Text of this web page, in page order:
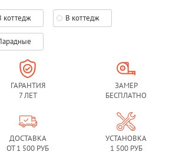
коттедж В коттедж
ГАРАНТИЯ
7 ЛЕТ
ЗАМЕР
БЕСПЛАТНО
ДОСТАВКА
ОТ 1 500 РУБ
УСТАНОВКА
1 500 РУБ